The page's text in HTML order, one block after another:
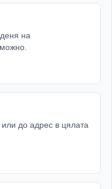
на
до адрес в цялата